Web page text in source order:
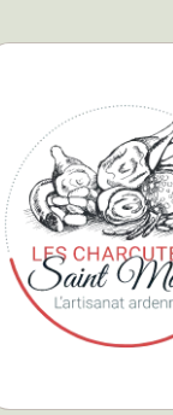
Nos
Reconnue
savoir-faire et sa
l’équipe des
Saint Martin a
des recettes aux
inégalées dans
grand respect